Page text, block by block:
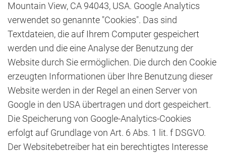
Mountain View, CA 94043, USA. Google Analytics
verwendet so genannte "Cookies". Das sind
Textdateien, die auf Ihrem Computer gespeichert
werden und die eine Analyse der Benutzung der
Website durch Sie ermöglichen. Die durch den Cookie
erzeugten Informationen über Ihre Benutzung dieser
Website werden in der Regel an einen Server von
Google in den USA übertragen und dort gespeichert.
Die Speicherung von Google-Analytics-Cookies
erfolgt auf Grundlage von Art. 6 Abs. 1 lit. f DSGVO.
Der Websitebetreiber hat ein berechtigtes Interesse